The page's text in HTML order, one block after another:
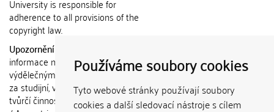
Používáme soubory cookies
Tyto webové stránky používají soubory
cookies a další sledovací nástroje s cílem
University is responsible for
adherence to all provisions of the
copyright law.
Upozornění / Notice:
informace nemohou být použity k
výdělečným účelům nebo vydávány
za studijní, vědeckou nebo jinou
tvůrčí činnost jiné osoby než autora.